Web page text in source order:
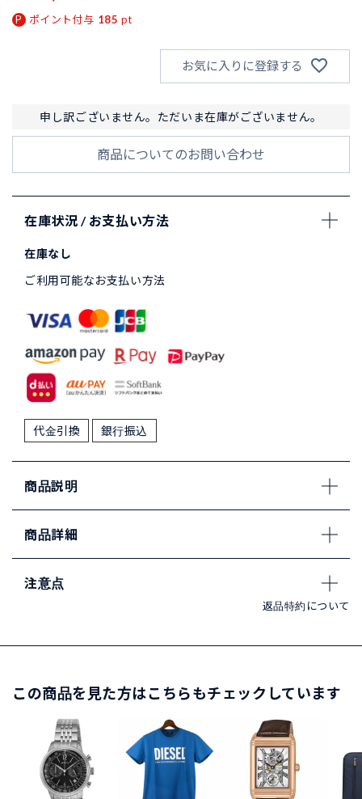
ポイント付与 185 pt
お気に入りに登録する
申し訳ございません。ただいま在庫がございません。
商品についてのお問い合わせ
在庫状況 / お支払い方法
在庫なし
ご利用可能なお支払い方法
代金引換 銀行振込
商品説明
商品詳細
注意点
返品特約について
この商品を見た方はこちらもチェックしています